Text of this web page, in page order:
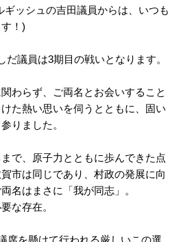
ギッシュの吉田議員からは、いつも
！)
だ議員は3期目の戦いとなります。
わらず、ご両名とお会いすること
た熱い思いを伺うとともに、固い
りました。
で、原子力とともに歩んできた点
市は同じであり、村政の発展に向
名はまさに「我が同志」。
な存在。
席を懸けて行われる厳しいこの選